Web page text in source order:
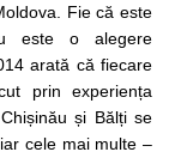
Fie că este
este o alegere
arată că fiecare
prin experiența
și Bălți se
cele mai multe –